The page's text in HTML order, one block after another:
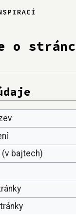
o
hledání
bajtech)